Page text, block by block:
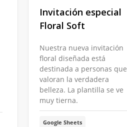
Invitación especial
Floral Soft
Nuestra nueva invitación
floral diseñada está
destinada a personas que
valoran la verdadera
belleza. La plantilla se ve
muy tierna.
Google Sheets